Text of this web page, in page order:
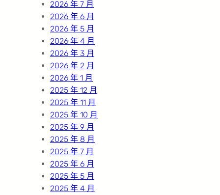
2026 年 7 月
2026 年 6 月
2026 年 5 月
2026 年 4 月
2026 年 3 月
2026 年 2 月
2026 年 1 月
2025 年 12 月
2025 年 11 月
2025 年 10 月
2025 年 9 月
2025 年 8 月
2025 年 7 月
2025 年 6 月
2025 年 5 月
2025 年 4 月